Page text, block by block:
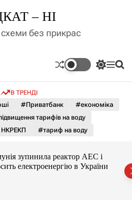
– НІ
схеми без прикрас
П
м
к
а
о
л
ь
М П
В ТРЕНДІ
#Приватбанк
#економіка
тарифів на воду
НКРЕКП
#тариф на воду
зупинила реактор АЕС і
електроенергію в України